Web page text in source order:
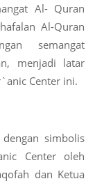
Al- Quran
Al-Quran
semangat
menjadi latar
Center ini.
simbolis
Center oleh
dan Ketua